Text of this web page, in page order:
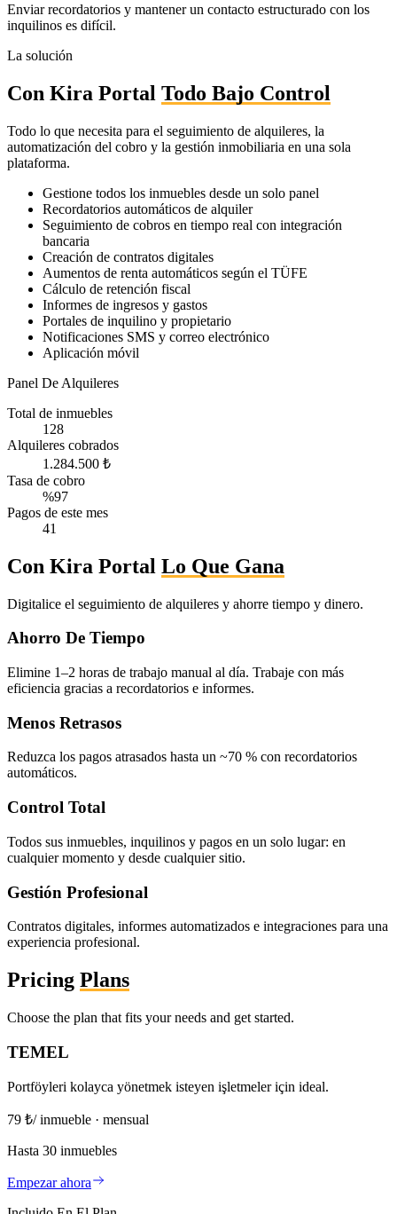
Enviar recordatorios y mantener un contacto estructurado con los
inquilinos es difícil.
La solución
Con Kira Portal Todo Bajo Control
Todo lo que necesita para el seguimiento de alquileres, la
automatización del cobro y la gestión inmobiliaria en una sola
plataforma.
Gestione todos los inmuebles desde un solo panel
Recordatorios automáticos de alquiler
Seguimiento de cobros en tiempo real con integración
bancaria
Creación de contratos digitales
Aumentos de renta automáticos según el TÜFE
Cálculo de retención fiscal
Informes de ingresos y gastos
Portales de inquilino y propietario
Notificaciones SMS y correo electrónico
Aplicación móvil
Panel De Alquileres
Total de inmuebles
128
Alquileres cobrados
1.284.500 ₺
Tasa de cobro
%97
Pagos de este mes
41
Con Kira Portal Lo Que Gana
Digitalice el seguimiento de alquileres y ahorre tiempo y dinero.
Ahorro De Tiempo
Elimine 1–2 horas de trabajo manual al día. Trabaje con más
eficiencia gracias a recordatorios e informes.
Menos Retrasos
Reduzca los pagos atrasados hasta un ~70 % con recordatorios
automáticos.
Control Total
Todos sus inmuebles, inquilinos y pagos en un solo lugar: en
cualquier momento y desde cualquier sitio.
Gestión Profesional
Contratos digitales, informes automatizados e integraciones para una
experiencia profesional.
Pricing Plans
Choose the plan that fits your needs and get started.
TEMEL
Portföyleri kolayca yönetmek isteyen işletmeler için ideal.
79 ₺/ inmueble · mensual
Hasta 30 inmuebles
Empezar ahora